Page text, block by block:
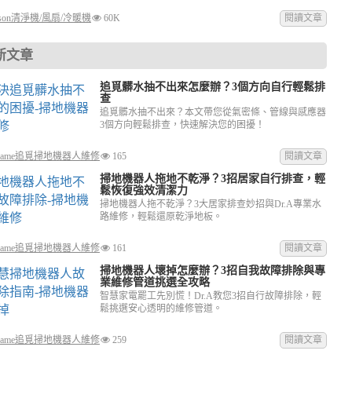
清淨機/風扇/冷暖機 60K 閱讀文章
文章
追覓髒水抽不出來怎麼辦？3個方向自行輕鬆排
查
追覓髒水抽不出來？本文帶您從氣密條、管線與感應器
3個方向輕鬆排查，快速解決您的困擾！
追覓掃地機器人維修 165 閱讀文章
掃地機器人拖地不乾淨？3招居家自行排查，輕
鬆恢復強效清潔力
掃地機器人拖不乾淨？3大居家排查妙招與Dr.A專業水
路維修，輕鬆還原乾淨地板。
追覓掃地機器人維修 161 閱讀文章
掃地機器人壞掉怎麼辦？3招自我故障排除與專
業維修管道挑選全攻略
智慧家電罷工先別慌！Dr.A教您3招自行故障排除，輕
鬆挑選安心透明的維修管道。
追覓掃地機器人維修 259 閱讀文章